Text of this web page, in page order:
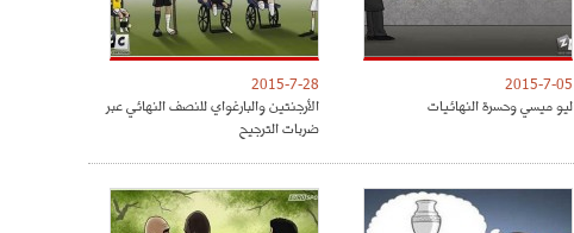
2015-7-05
ليو ميسي وحسرة النهائيات
2015-7-28
الأرجنتين والبارغواي للنصف النهائي عبر
ضربات الترجيح